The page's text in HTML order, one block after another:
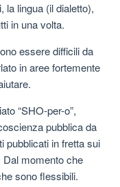
la lingua (il dialetto),
in una volta.
essere difficili da
in aree fortemente
“SHO-per-o”,
pubblica da
pubblicati in fretta sui
Dal momento che
sono flessibili.